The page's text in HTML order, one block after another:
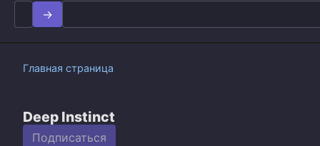
Search
for:
Главная страница
Deep Instinct
Подписаться